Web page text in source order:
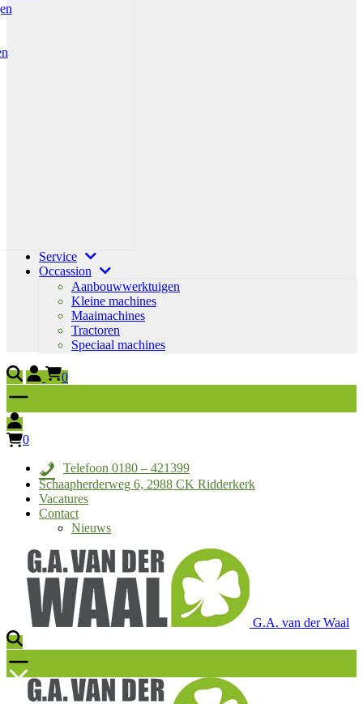
Service
Occassion
Aanbouwwerktuigen
Kleine machines
Maaimachines
Tractoren
Speciaal machines
0
0
Telefoon 0180 – 421399
Schaapherderweg 6, 2988 CK Ridderkerk
Vacatures
Contact
Nieuws
G.A. van der Waal